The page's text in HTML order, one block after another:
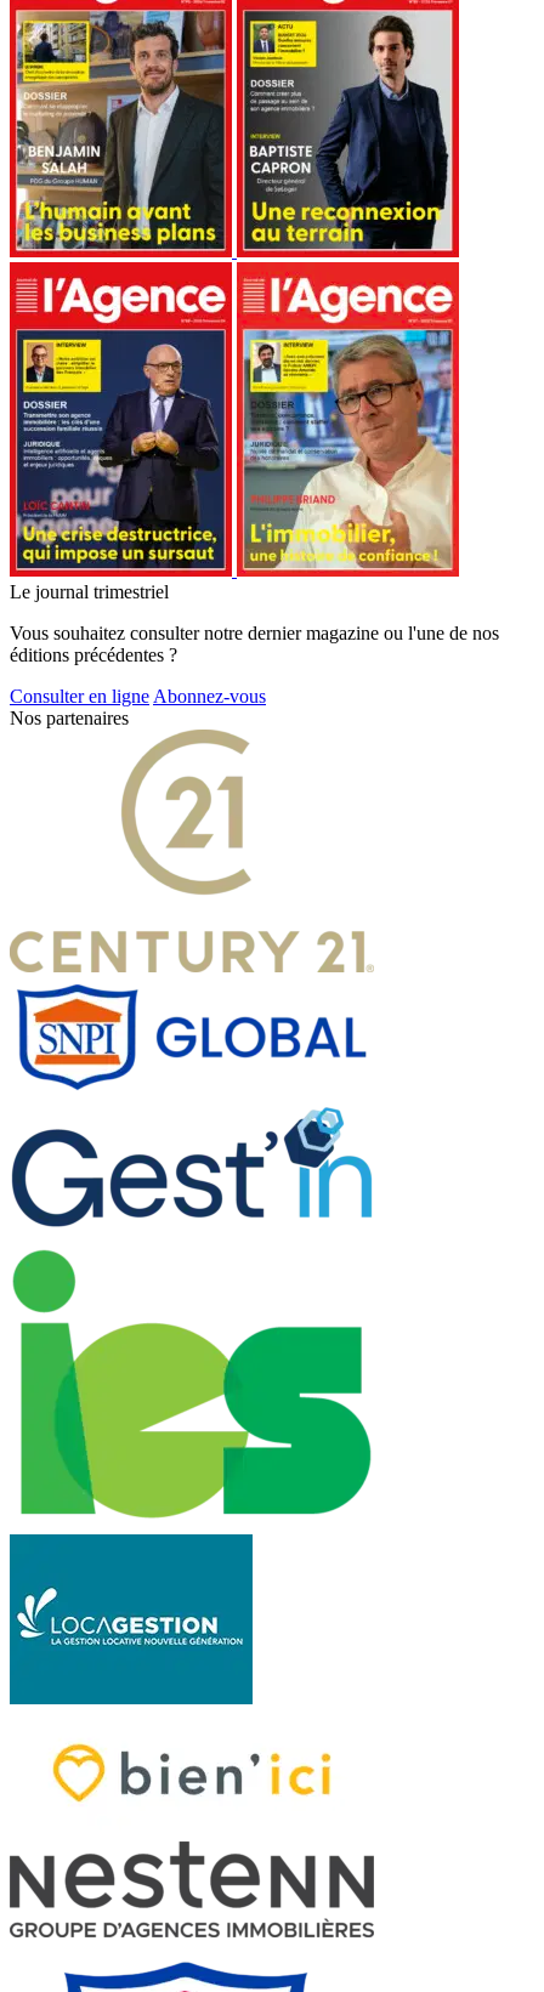
Le journal trimestriel
Vous souhaitez consulter notre dernier magazine ou l'une de nos
éditions précédentes ?
Consulter en ligne Abonnez-vous
Nos partenaires